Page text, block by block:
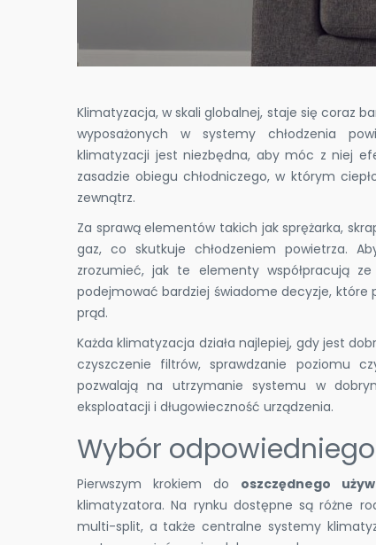
Klimatyzacja, w skali globalnej, staje się coraz
wyposażonych w systemy chłodzenia
klimatyzacji jest niezbędna, aby móc z niej
zasadzie obiegu chłodniczego, w którym
zewnątrz.
Za sprawą elementów takich jak sprężarka,
gaz, co skutkuje chłodzeniem powietrza.
zrozumieć, jak te elementy współpracują
podejmować bardziej świadome decyzje, które
prąd.
Każda klimatyzacja działa najlepiej, gdy jest
czyszczenie filtrów, sprawdzanie poziomu
pozwalają na utrzymanie systemu w
eksploatacji i długowieczność urządzenia.
Wybór
Pierwszym krokiem do oszczędnego
klimatyzatora. Na rynku dostępne są różne
multi-split, a także centralne systemy